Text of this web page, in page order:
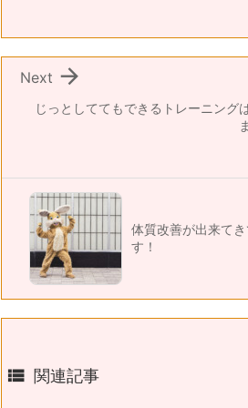
じっとしててもできるトレーニング

Next
体質改善が出来て
す！
 関連記事